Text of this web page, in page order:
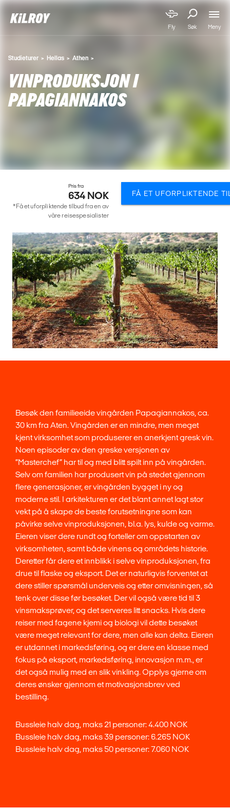
Fly Søk Meny
Studieturer Hellas Athen
VINPRODUKSJON I
PAPAGIANNAKOS
Besøk den familieeide vingården Papagiannakos, ca.
30 km fra Aten. Vingården er en mindre, men meget
kjent virksomhet som produserer en anerkjent gresk vin.
Noen episoder av den greske versjonen av
”Masterchef” har til og med blitt spilt inn på vingården.
Selv om familien har produsert vin på stedet gjennom
flere generasjoner, er vingården bygget i ny og
moderne stil. I arkitekturen er det blant annet lagt stor
vekt på å skape de beste forutsetningne som kan
påvirke selve vinproduksjonen, bl.a. lys, kulde og varme.
Eieren viser dere rundt og forteller om oppstarten av
virksomheten, samt både vinens og områdets historie.
Deretter får dere et innblikk i selve vinproduksjonen, fra
drue til flaske og eksport. Det er naturligvis forventet at
dere stiller spørsmål underveis og etter omvisningen, så
tenk over disse før besøket. Der vil også være tid til 3
vinsmaksprøver, og det serveres litt snacks. Hvis dere
reiser med fagene kjemi og biologi vil dette besøket
være meget relevant for dere, men alle kan delta. Eieren
er utdannet i markedsføring, og er dere en klasse med
fokus på eksport, markedsføring, innovasjon m.m., er
det også mulig med en slik vinkling. Opplys gjerne om
deres ønsker gjennom et motivasjonsbrev ved
bestilling.
Bussleie halv dag, maks 21 personer: 4.400 NOK
Bussleie halv dag, maks 39 personer: 6.265 NOK
Bussleie halv dag, maks 50 personer: 7.060 NOK
Pris fra
634 NOK
*Få et uforpliktende tilbud fra en av
våre reisespesialister
FÅ ET UFORPLIKTENDE